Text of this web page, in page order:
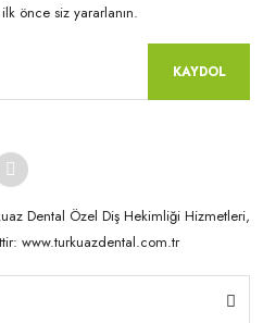
önce siz yararlanın.
KAYDOL
Dental Özel Diş Hekimliği Hizmetleri,
www.turkuazdental.com.tr